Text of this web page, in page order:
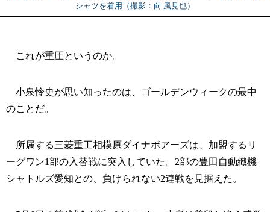
シャツを着用（撮影：向 風見也）
これが重圧というのか。
小泉怜史が思い知ったのは、ゴールデンウィークの最中
のことだ。
所属する三菱重工相模原ダイナボアーズは、加盟するリ
ーグワン1部の入替戦に突入していた。2部の豊田自動織機
シャトルズ愛知との、負けられない2連戦を見据えた。